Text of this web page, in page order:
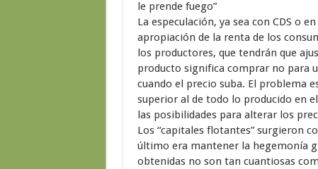
le prende fuego”
La especulación, ya sea con CDS o
apropiación de la renta de los
los productores, que tendrán que
producto significa comprar no para
cuando el precio suba. El problema
superior al de todo lo producido en
las posibilidades para alterar los
Los “capitales flotantes” surgieron
último era mantener la hegemonía
obtenidas no son tan cuantiosas